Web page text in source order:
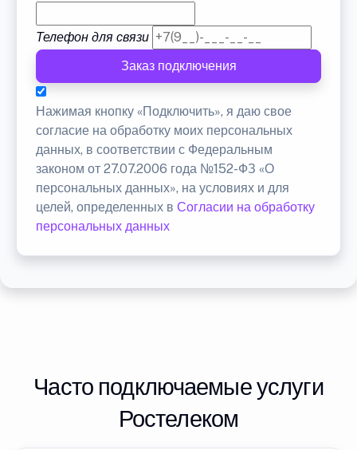
Телефон для связи
Заказ подключения
Нажимая кнопку «Подключить», я даю свое
согласие на обработку моих персональных
данных, в соответствии с Федеральным
законом от 27.07.2006 года №152-ФЗ «О
персональных данных», на условиях и для
целей, определенных в Согласии на обработку
персональных данных
Часто подключаемые услуги
Ростелеком